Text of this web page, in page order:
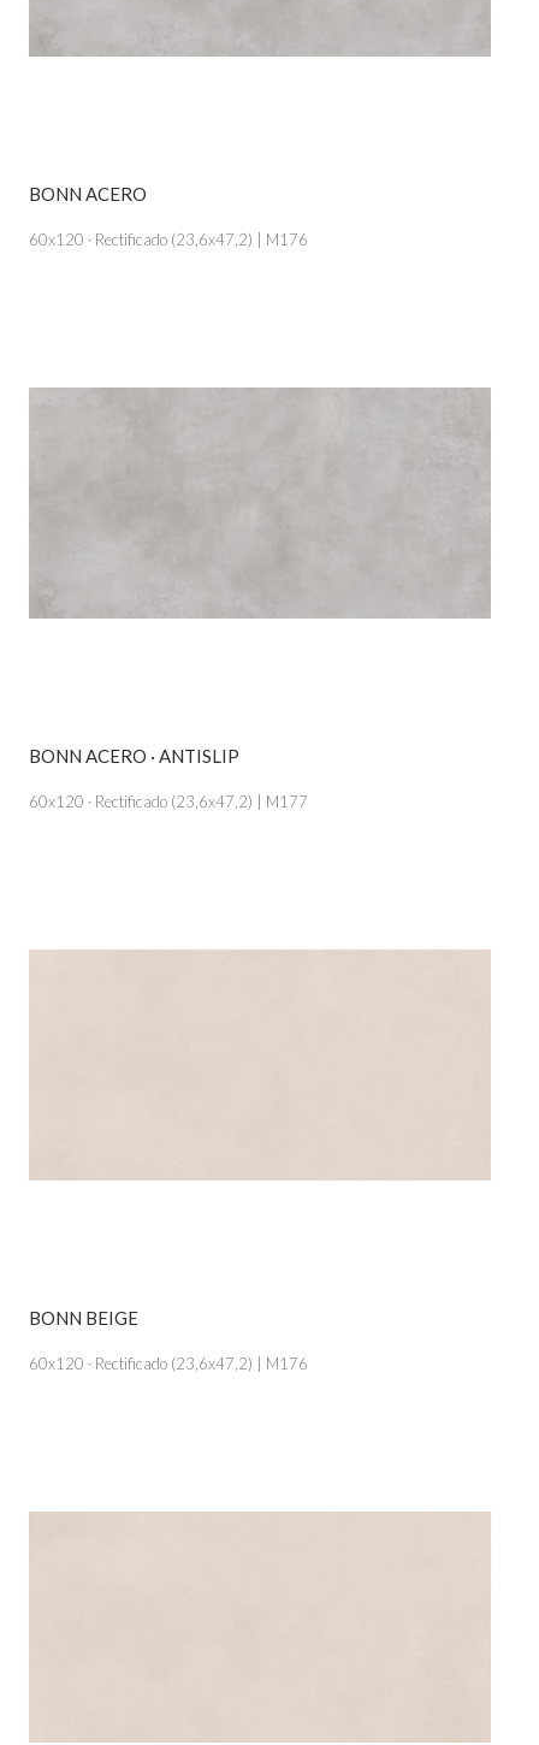
BONN ACERO
60x120 · Rectificado (23,6x47,2) | M176
VER PRODUCTO
BONN ACERO · ANTISLIP
60x120 · Rectificado (23,6x47,2) | M177
BONN BEIGE
60x120 · Rectificado (23,6x47,2) | M176